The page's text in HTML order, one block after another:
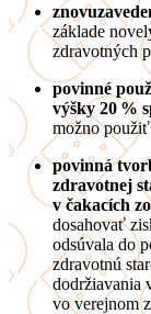
základe
zdravotných
povinné
výšky 20 %
možno použiť
povinná
zdravotnej
v čakacích
dosahovať
odsúvala do
zdravotnú
dodržiavania
vo verejnom